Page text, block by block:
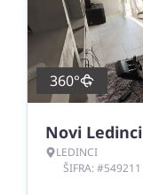
360°
Novi Ledinci
LEDINCI
ŠIFRA: #549211